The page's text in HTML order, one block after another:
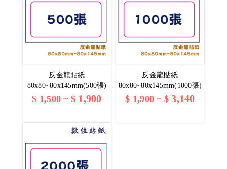
反金龍貼紙
80x80~80x145mm(500張)
$ 1,500 ~ $ 1,900
反金龍貼紙
80x80~80x145mm(1000張)
$ 1,900 ~ $3,140